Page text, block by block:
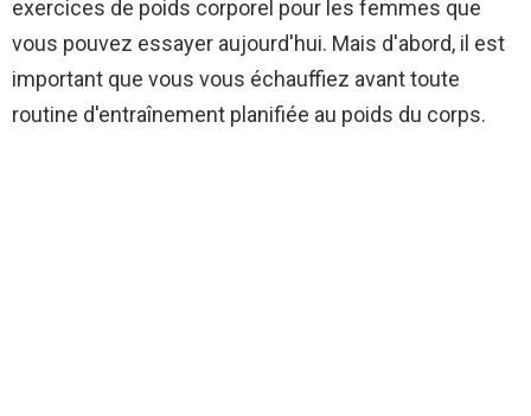
exercices de poids corporel pour les femmes que
vous pouvez essayer aujourd'hui. Mais d'abord, il est
important que vous vous échauffiez avant toute
routine d'entraînement planifiée au poids du corps.